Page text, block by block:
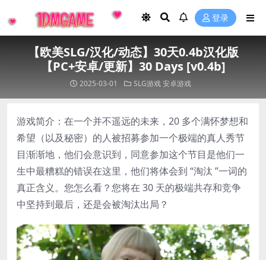
登录
【欧美SLG/汉化/动态】30天0.4b汉化版
【PC+安卓/更新】30 Days [v0.4b]
2025-03-01 SLG游戏安卓游戏
游戏简介：在一个并不遥远的未来，20 多个满怀梦想和
希望（以及秘密）的人被招募参加一个极端的真人秀节
目渐渐地，他们会意识到，同意参加这个节目是他们一
生中最糟糕的错误在这里，他们将体会到 “淘汰 ”一词的
真正含义。您怎么看？您将在 30 天的极端共存和竞争
中坚持到最后，还是会被淘汰出局？